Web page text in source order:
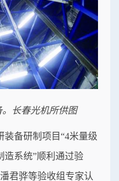
长春光机所供图
装备研制项目“4米量级
造系统”顺利通过验
君骅等验收组专家认